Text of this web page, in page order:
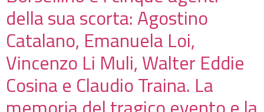
della sua scorta: Agostino
Catalano, Emanuela Loi,
Vincenzo Li Muli, Walter Eddie
Cosina e Claudio Traina. La